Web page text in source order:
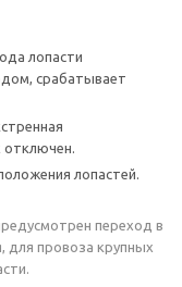
лопасти
срабатывает
отключен.
лопастей.
переход в
для провоза крупных